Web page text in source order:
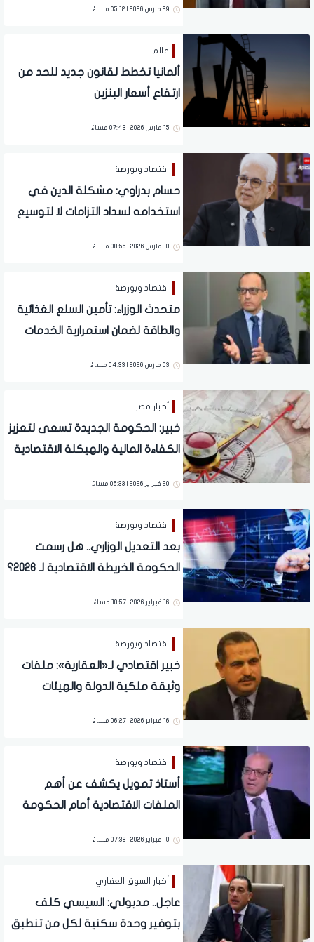
29 مارس 2026 | 05:12 مساءً
عالم
ألمانيا تخطط لقانون جديد للحد من
ارتفاع أسعار البنزين
15 مارس 2026 | 07:43 مساءً
اقتصاد وبورصة
حسام بدراوي: مشكلة الدين في
استخدامه لسداد التزامات لا لتوسيع
10 مارس 2026 | 08:56 مساءً
اقتصاد وبورصة
متحدث الوزراء: تأمين السلع الغذائية
والطاقة لضمان استمرارية الخدمات
03 مارس 2026 | 04:33 مساءً
أخبار مصر
خبير: الحكومة الجديدة تسعى لتعزيز
الكفاءة المالية والهيكلة الاقتصادية
20 فبراير 2026 | 06:33 مساءً
اقتصاد وبورصة
بعد التعديل الوزاري.. هل رسمت
الحكومة الخريطة الاقتصادية لـ 2026؟
16 فبراير 2026 | 10:57 مساءً
اقتصاد وبورصة
خبير اقتصادي لـ«العقارية»: ملفات
وثيقة ملكية الدولة والهيئات
16 فبراير 2026 | 06:27 مساءً
اقتصاد وبورصة
أستاذ تمويل يكشف عن أهم
الملفات الاقتصادية أمام الحكومة
10 فبراير 2026 | 07:38 مساءً
أخبار السوق العقاري
عاجل.. مدبولي: السيسي كلف
بتوفير وحدة سكنية لكل من تنطبق